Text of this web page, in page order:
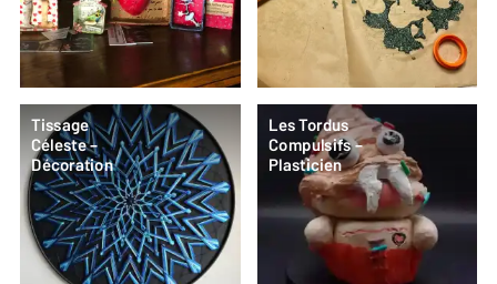
Tissage
Céleste –
Décoration
Les Tordus
Compulsifs –
Plasticien